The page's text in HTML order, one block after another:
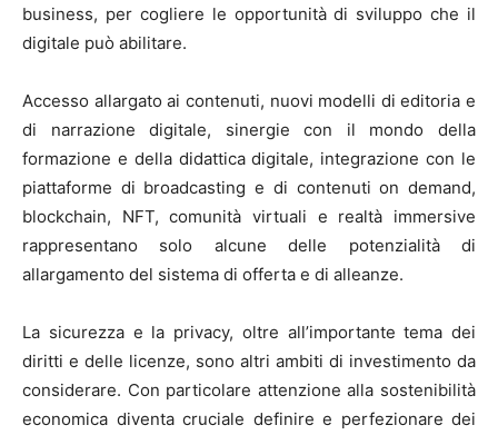
business, per cogliere le opportunità di sviluppo che il
digitale può abilitare.
Accesso allargato ai contenuti, nuovi modelli di editoria e
di narrazione digitale, sinergie con il mondo della
formazione e della didattica digitale, integrazione con le
piattaforme di broadcasting e di contenuti on demand,
blockchain, NFT, comunità virtuali e realtà immersive
rappresentano solo alcune delle potenzialità di
allargamento del sistema di offerta e di alleanze.
La sicurezza e la privacy, oltre all’importante tema dei
diritti e delle licenze, sono altri ambiti di investimento da
considerare. Con particolare attenzione alla sostenibilità
economica diventa cruciale definire e perfezionare dei